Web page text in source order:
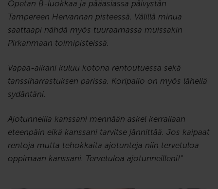
Opetan B-luokkaa ja pääasiassa päivystän
Tampereen Hervannan pisteessä. Välillä minua
saattaapi nähdä myös tuuraamassa muissakin
Pirkanmaan toimipisteissä.
Vapaa-aikani kuluu kotona rentoutuessa sekä
tanssiharrastuksen parissa. Koripallo on myös lähellä
sydäntäni.
Ajotunneilla kanssani mennään askel kerrallaan
eteenpäin eikä kanssani tarvitse jännittää. Jos kaipaat
rentoja mutta tehokkaita ajotunteja niin tervetuloa
oppimaan kanssani. Tervetuloa ajotunneilleni!”